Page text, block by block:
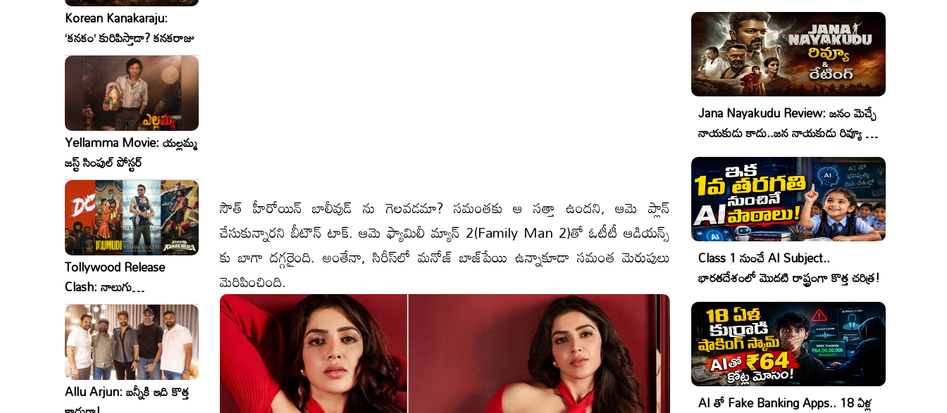
Korean Kanakaraju:
‘కనకం’ కురిపిస్తాడా? కనకరాజు
Yellamma Movie: యల్లమ్మ
జస్ట్ సింపుల్ పోస్టర్
Tollywood Release
Clash: నాలుగు
సినిమాలు..ఒకేసారి..ఎందుకో?
Allu Arjun: బన్నీకి ఇది కొత్త
సౌత్ హీరోయిన్ బాలీవుడ్ ను గెల‌వ‌డ‌మా? స‌మంత‌కు ఆ స‌త్తా ఉందని, ఆమె ప్లాన్
చేసుకున్నార‌ని బీటౌన్ టాక్. ఆమె ఫ్యామిలీ మ్యాన్ 2(Family Man 2)తో ఓటీటీ ఆడియ‌న్స్
కు బాగా ద‌గ్గ‌రైంది. అంతేనా, సిరీస్‌లో మనోజ్ బాజ్‌పేయి ఉన్నాకూడా స‌మంత‌ మెరుపులు
మెరిపించింది.
Jana Nayakudu Review: జనం మెచ్చే
నాయకుడు కాదు..జన నాయకుడు రివ్యూ &
రేటింగ్!
Class 1 నుంచే AI Subject..
భారతదేశంలో మొదటి రాష్ట్రంగా కొత్త చరిత్ర!
AI తో Fake Banking Apps.. 18 ఏళ్ల